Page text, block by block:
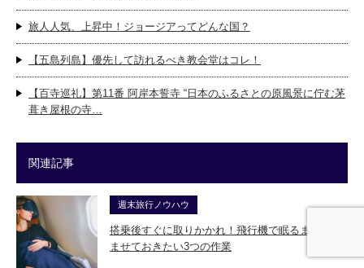
旅人人気、上昇中！ジョージアってどんな国？
【五島列島】優先して訪れるべき教会堂はコレ！
【百寺巡礼】第11番 阿岸本誓寺 “日本のふるさとの原風景に佇む茅
葺き屋根の寺…
関連記事
週末旅行ノウハウ
搭乗後すぐに取りかかれ！飛行機で眠るまえに済
ませておきたい3つの作業